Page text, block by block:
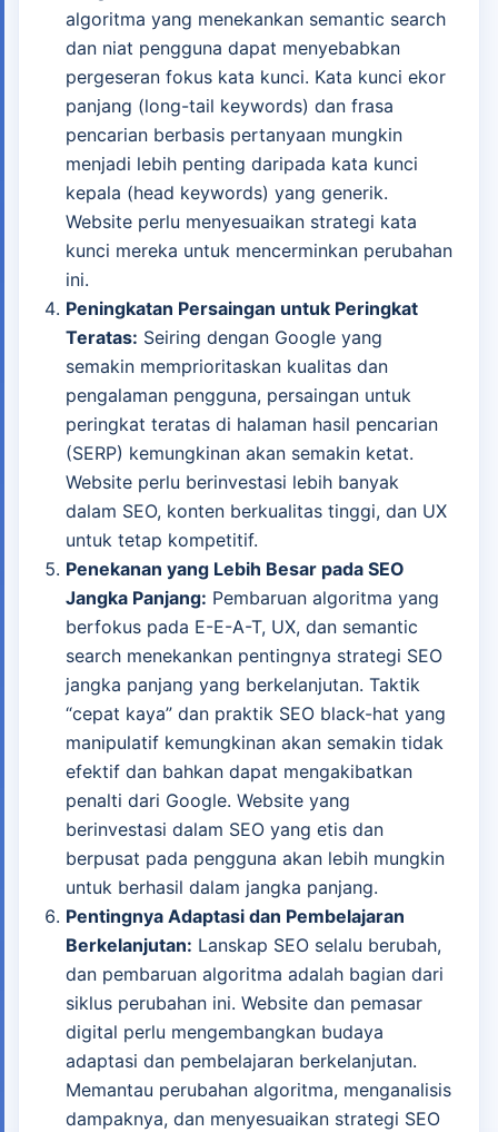
algoritma yang menekankan semantic search
dan niat pengguna dapat menyebabkan
pergeseran fokus kata kunci. Kata kunci ekor
panjang (long-tail keywords) dan frasa
pencarian berbasis pertanyaan mungkin
menjadi lebih penting daripada kata kunci
kepala (head keywords) yang generik.
Website perlu menyesuaikan strategi kata
kunci mereka untuk mencerminkan perubahan
ini.
Peningkatan Persaingan untuk Peringkat
Teratas: Seiring dengan Google yang
semakin memprioritaskan kualitas dan
pengalaman pengguna, persaingan untuk
peringkat teratas di halaman hasil pencarian
(SERP) kemungkinan akan semakin ketat.
Website perlu berinvestasi lebih banyak
dalam SEO, konten berkualitas tinggi, dan UX
untuk tetap kompetitif.
Penekanan yang Lebih Besar pada SEO
Jangka Panjang: Pembaruan algoritma yang
berfokus pada E-E-A-T, UX, dan semantic
search menekankan pentingnya strategi SEO
jangka panjang yang berkelanjutan. Taktik
“cepat kaya” dan praktik SEO black-hat yang
manipulatif kemungkinan akan semakin tidak
efektif dan bahkan dapat mengakibatkan
penalti dari Google. Website yang
berinvestasi dalam SEO yang etis dan
berpusat pada pengguna akan lebih mungkin
untuk berhasil dalam jangka panjang.
Pentingnya Adaptasi dan Pembelajaran
Berkelanjutan: Lanskap SEO selalu berubah,
dan pembaruan algoritma adalah bagian dari
siklus perubahan ini. Website dan pemasar
digital perlu mengembangkan budaya
adaptasi dan pembelajaran berkelanjutan.
Memantau perubahan algoritma, menganalisis
dampaknya, dan menyesuaikan strategi SEO